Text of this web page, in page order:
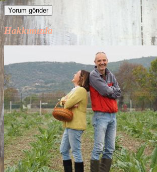
Hakkımızda